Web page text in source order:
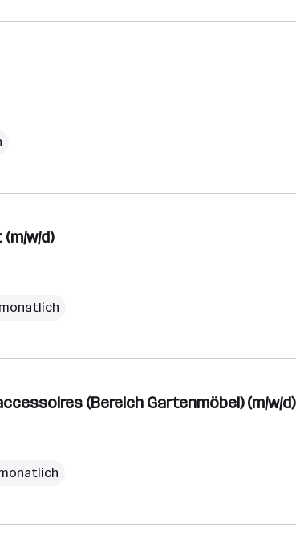
w/d)
(Bereich Gartenmöbel) (m/w/d)